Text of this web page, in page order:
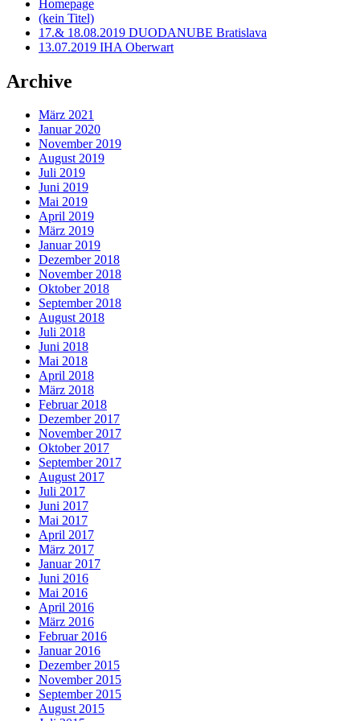
Homepage
(kein Titel)
17.& 18.08.2019 DUODANUBE Bratislava
13.07.2019 IHA Oberwart
Archive
März 2021
Januar 2020
November 2019
August 2019
Juli 2019
Juni 2019
Mai 2019
April 2019
März 2019
Januar 2019
Dezember 2018
November 2018
Oktober 2018
September 2018
August 2018
Juli 2018
Juni 2018
Mai 2018
April 2018
März 2018
Februar 2018
Dezember 2017
November 2017
Oktober 2017
September 2017
August 2017
Juli 2017
Juni 2017
Mai 2017
April 2017
März 2017
Januar 2017
Juni 2016
Mai 2016
April 2016
März 2016
Februar 2016
Januar 2016
Dezember 2015
November 2015
September 2015
August 2015